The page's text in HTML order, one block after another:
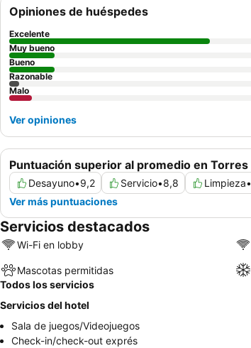
Puntuación superior al promedio en Torres
Desayuno•9,2 Servicio•8,8 Limpieza•
Ver más puntuaciones
Opiniones de huéspedes
Excelente
Muy bueno
Bueno
Razonable
Malo
Ver opiniones
Servicios destacados
Wi-Fi en lobby
Mascotas permitidas
Todos los servicios
Servicios del hotel
Sala de juegos/Videojuegos
Check-in/check-out exprés